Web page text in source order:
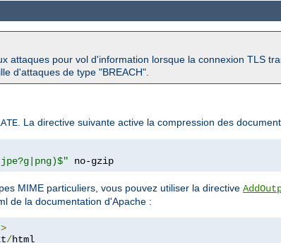
attaques pour vol d'information lorsque la connexion TLS
d'attaques de type "BREACH".
. La directive suivante active la compression des
no-gzip
MIME particuliers, vous pouvez utiliser la directive
de la documentation d'Apache :
>
/